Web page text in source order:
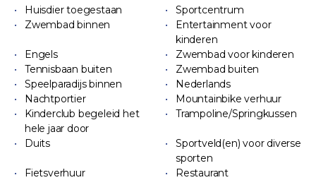
Huisdier toegestaan
Sportcentrum
Zwembad binnen
Entertainment voor
kinderen
Engels
Zwembad voor kinderen
Tennisbaan buiten
Zwembad buiten
Speelparadijs binnen
Nederlands
Nachtportier
Mountainbike verhuur
Kinderclub begeleid het
hele jaar door
Trampoline/Springkussen
Duits
Sportveld(en) voor diverse
sporten
Fietsverhuur
Restaurant